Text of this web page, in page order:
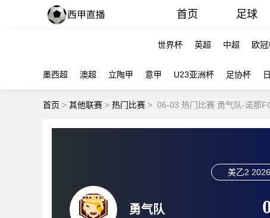
首页 足球
世界杯 英超 中超 欧
墨西超 澳超 立陶甲 意甲 U23亚洲杯 足协杯
首页 > 其他联赛 > 热门比赛 > 06-03 热门比赛 勇气队-诺那
勇气队
美乙2